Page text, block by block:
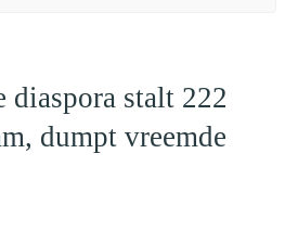
diaspora stalt 222
dumpt vreemde